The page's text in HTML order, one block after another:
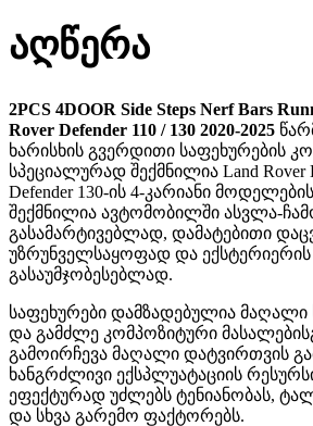
აღწერა
2PCS 4DOOR Side Steps Nerf Bars
Rover Defender 110 / 130 2020-2025
ხარისხის გვერდითი საფეხურების
სპეციალურად შექმნილია Land Rover
Defender 130-ის 4-კარიანი
შექმნილია ავტომობილში ასვლა-
გასამარტივებლად, დამატებითი
უზრუნველსაყოფად და ექსტერიერის
გასაუმჯობესებლად.
საფეხურები დამზადებულია მაღალი
და გამძლე კომპოზიტური
გამოირჩევა მაღალი დატვირთვის
ხანგრძლივი ექსპლუატაციის
ეფექტურად უძლებს ტენიანობას,
და სხვა გარემო ფაქტორებს.